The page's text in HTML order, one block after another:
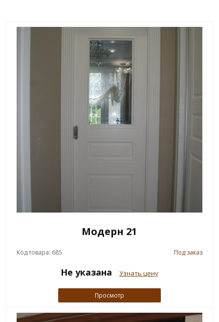
Модерн 21
Код товара: 685 Под заказ
Не указана Узнать цену
Просмотр